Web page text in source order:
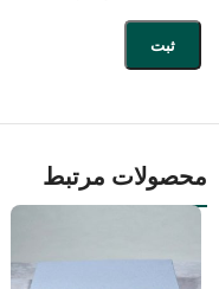
محصولات مرتبط